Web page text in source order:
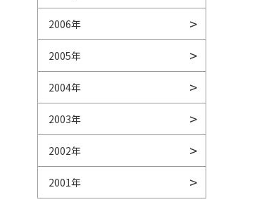
2006年
2005年
2004年
2003年
2002年
2001年